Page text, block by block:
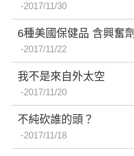
2017/11/30
6種美國保健品 含興奮劑
2017/11/22
我不是來自外太空
2017/11/20
不純砍誰的頭？
2017/11/18